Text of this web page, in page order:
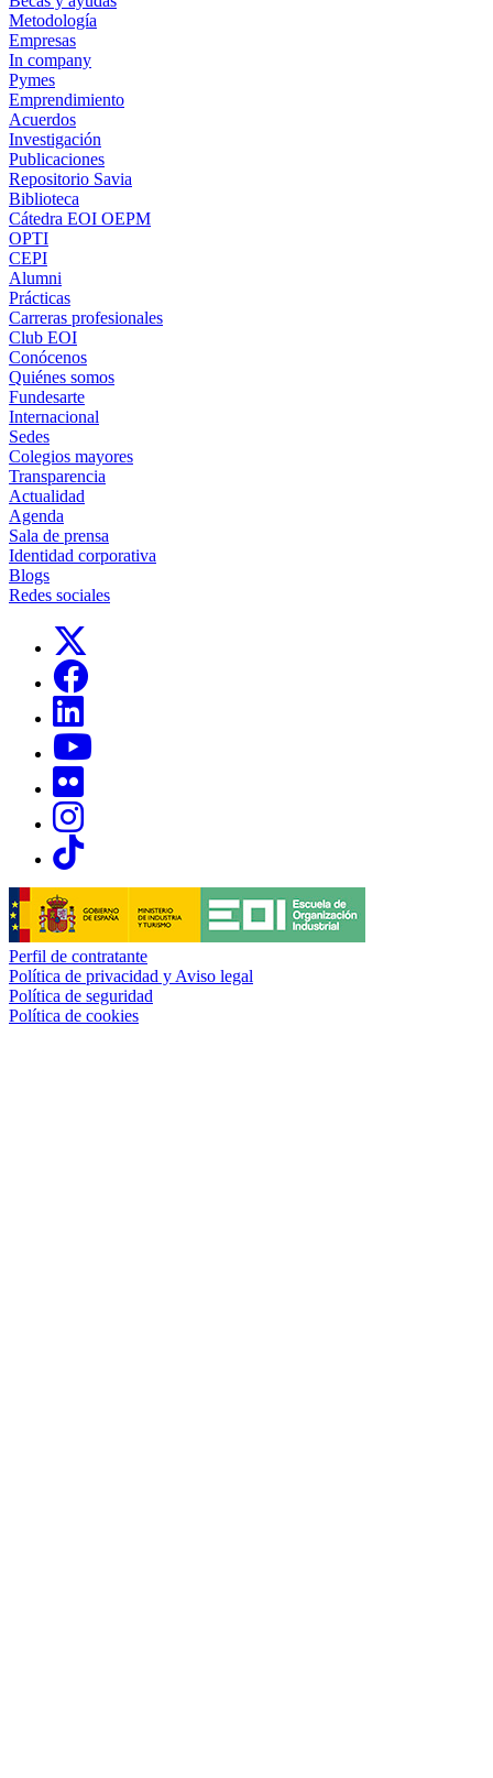
Metodología
Empresas
In company
Pymes
Emprendimiento
Acuerdos
Investigación
Publicaciones
Repositorio Savia
Biblioteca
Cátedra EOI OEPM
OPTI
CEPI
Alumni
Prácticas
Carreras profesionales
Club EOI
Conócenos
Quiénes somos
Fundesarte
Internacional
Sedes
Colegios mayores
Transparencia
Actualidad
Agenda
Sala de prensa
Identidad corporativa
Blogs
Redes sociales
Links, Opens in this window
Links, Opens in this window
Links, Opens in this window
Links, Opens in this window
Links, Opens in this window
Perfil de contratante
Política de privacidad y Aviso legal
Política de seguridad
Política de cookies